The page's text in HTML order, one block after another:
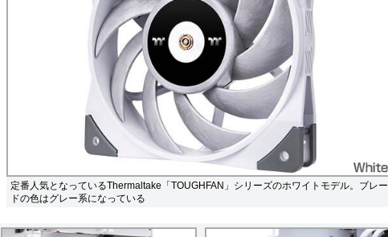
定番人気となっているThermaltake「TOUGHFAN」シリーズのホワイトモデル。ブレー
ドの色はグレー系になっている